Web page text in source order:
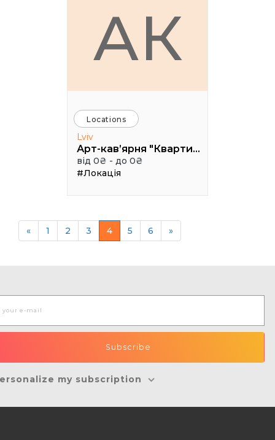
АК
Locations
Lviv
Арт-кав’ярня "Квартира 35"
від 0₴ - до 0₴
#Локація
« 1 2 3 4 5 6 »
my subscription